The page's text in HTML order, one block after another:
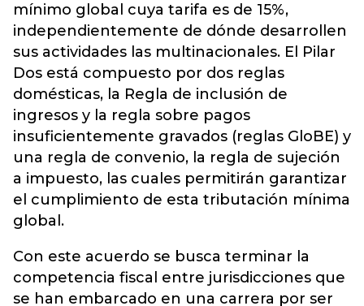
mínimo global cuya tarifa es de 15%,
independientemente de dónde desarrollen
sus actividades las multinacionales. El Pilar
Dos está compuesto por dos reglas
domésticas, la Regla de inclusión de
ingresos y la regla sobre pagos
insuficientemente gravados (reglas GloBE) y
una regla de convenio, la regla de sujeción
a impuesto, las cuales permitirán garantizar
el cumplimiento de esta tributación mínima
global.
Con este acuerdo se busca terminar la
competencia fiscal entre jurisdicciones que
se han embarcado en una carrera por ser